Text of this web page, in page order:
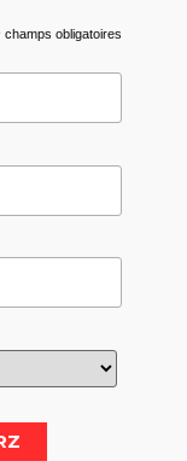
champs obligatoires